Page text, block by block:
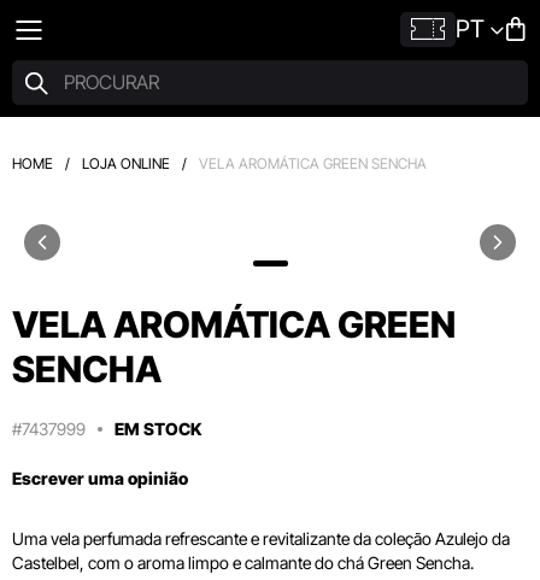
PT
HOME / LOJA ONLINE / VELA AROMÁTICA GREEN SENCHA
VELA AROMÁTICA GREEN
SENCHA
#7437999 EM STOCK
Escrever uma opinião
Uma vela perfumada refrescante e revitalizante da coleção Azulejo da
Castelbel, com o aroma limpo e calmante do chá Green Sencha.